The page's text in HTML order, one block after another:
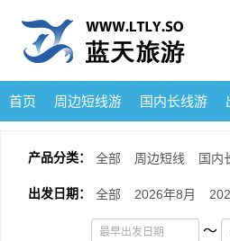
首页 周边短线游 国内长线游
产品分类： 全部 周边短线 国内
出发日期： 全部 2026年8月
～